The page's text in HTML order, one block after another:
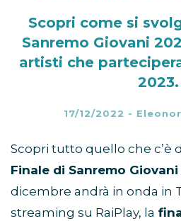
Scopri come si
Sanremo Giovani
artisti che
2023.
17/12/2022 -
Scopri tutto quello che c’è
Finale di Sanremo Giovani
dicembre andrà in onda in
streaming su RaiPlay, la